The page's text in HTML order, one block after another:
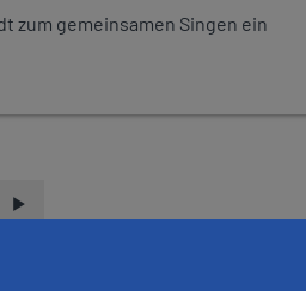
zum gemeinsamen Singen ein